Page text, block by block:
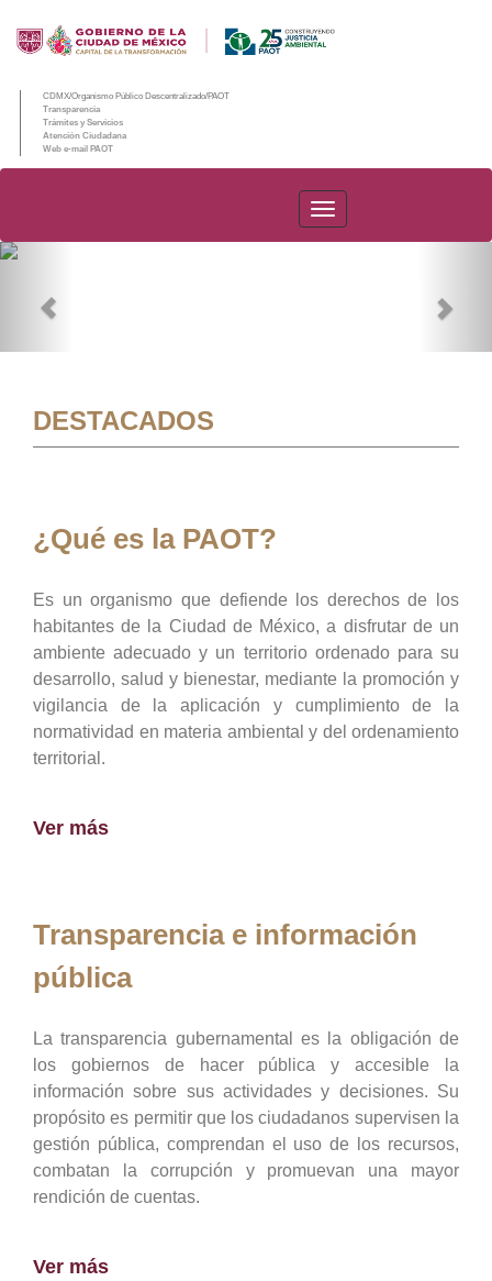
CDMX/Organismo Público Descentralizado/PAOT
Transparencia
Trámites y Servicios
Atención Ciudadana
Web e-mail PAOT
PAOT
DESTACADOS
¿Qué es la PAOT?
Es un organismo que defiende los derechos de los
habitantes de la Ciudad de México, a disfrutar de un
ambiente adecuado y un territorio ordenado para su
desarrollo, salud y bienestar, mediante la promoción y
vigilancia de la aplicación y cumplimiento de la
normatividad en materia ambiental y del ordenamiento
territorial.
Ver más
Transparencia e información
pública
La transparencia gubernamental es la obligación de
los gobiernos de hacer pública y accesible la
información sobre sus actividades y decisiones. Su
propósito es permitir que los ciudadanos supervisen la
gestión pública, comprendan el uso de los recursos,
combatan la corrupción y promuevan una mayor
rendición de cuentas.
Ver más